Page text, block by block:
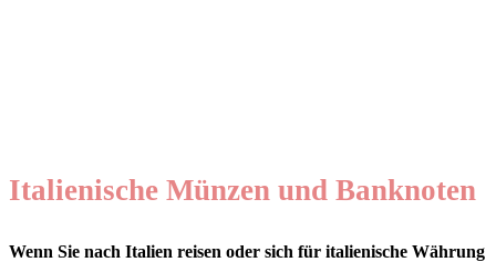
Italienische Münzen und Banknoten
Wenn Sie nach Italien reisen oder sich für italienische Währung